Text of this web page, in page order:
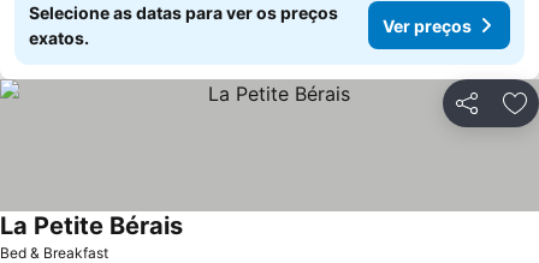
Selecione as datas para ver os preços
exatos.
Ver preços
Partilhar
Bed & Breakfast
La Petite Bérais